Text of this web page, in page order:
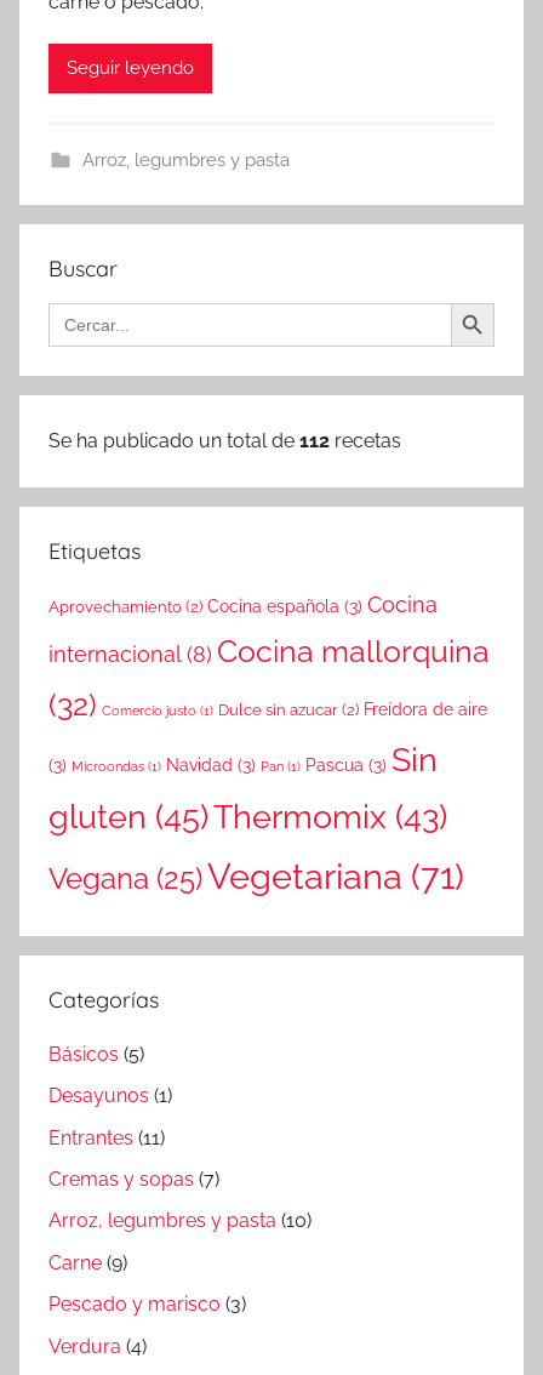
Seguir leyendo
Arroz, legumbres y pasta
Buscar
Buscar: Botón de búsqueda
Se ha publicado un total de 112 recetas
Etiquetas
Aprovechamiento (2) Cocina española (3) Cocina
internacional(8) Cocina mallorquina
(32) Comercio justo (1) Dulce sin azucar (2) Freídora de aire
(3) Microondas (1) Navidad (3) Pan (1) Pascua (3) Sin
gluten (45)Thermomix (43)
Vegana (25)Vegetariana (71)
Categorías
Básicos (5)
Desayunos (1)
Entrantes (11)
Cremas y sopas (7)
Arroz, legumbres y pasta (10)
Carne (9)
Pescado y marisco (3)
Verdura (4)